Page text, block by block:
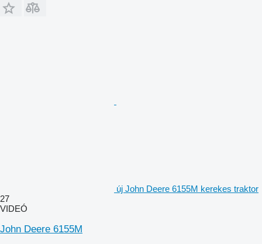
új John Deere 6155M kerekes traktor
27
VIDEÓ
John Deere 6155M